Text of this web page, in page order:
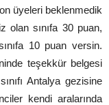
üyeleri beklenmedik
olan sınıfa 30 puan,
10 puan versin.
teşekkür belgesi
Antalya gezisine
kendi aralarında